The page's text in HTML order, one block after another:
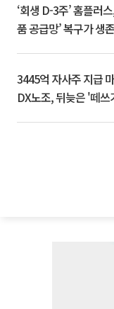
‘회생 D-3주’ 홈플러
품 공급망’ 복구가 생
3445억 자사주 지급
DX노조, 뒤늦은 '떼쓰